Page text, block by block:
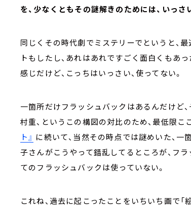
を、少なくともその謎解きのためには、いっさ
同じくその時代劇でミステリーでというと、最
トもしたし、あれはあれですごく面白くもあ
感じだけど、こっちはいっさい、使ってない。
一箇所だけフラッシュバックはあるんだけど、
村重、というこの構図の対比のため、最低限こ
ト』 に続いて、当然その時点では謎めいた、
子さんがこうやって錯乱してるところが、フ
てのフラッシュバックは使っていない。
これね、過去に起こったことをいちいち画で